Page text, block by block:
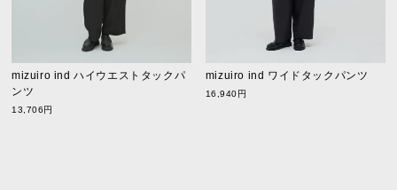
mizuiro ind ハイウエストタックパ
ンツ
13,706円
mizuiro ind ワイドタックパンツ
16,940円